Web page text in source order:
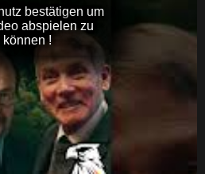
bestätigen um
abspielen zu
können !